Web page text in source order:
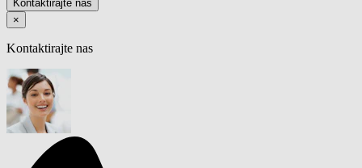
Kontaktirajte nas
×
Kontaktirajte nas